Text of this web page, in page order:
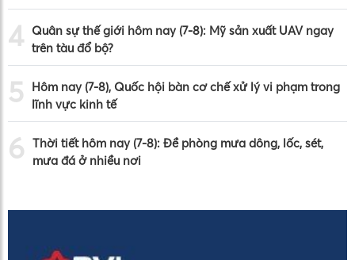
4 Quân sự thế giới hôm nay (7-8): Mỹ sản xuất UAV ngay
trên tàu đổ bộ?
5
Hôm nay (7-8), Quốc hội bàn cơ chế xử lý vi phạm trong
lĩnh vực kinh tế
6 Thời tiết hôm nay (7-8): Đề phòng mưa dông, lốc, sét,
mưa đá ở nhiều nơi